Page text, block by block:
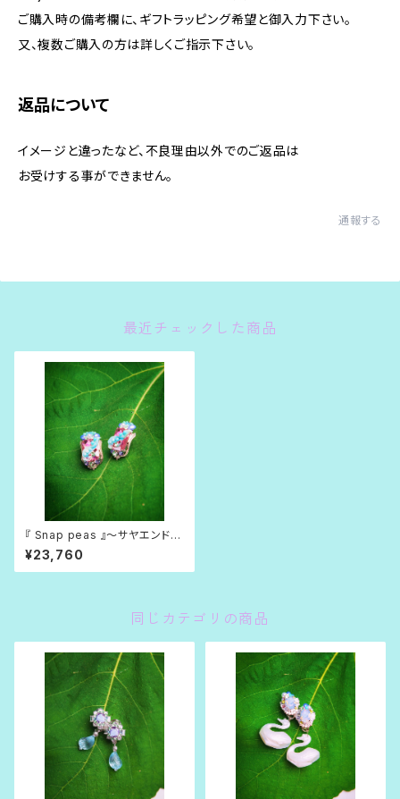
ご購入時の備考欄に、ギフトラッピング希望と御入力下さい。
又、複数ご購入の方は詳しくご指示下さい。
返品について
イメージと違ったなど、不良理由以外でのご返品は
お受けする事ができません。
通報する
最近チェックした商品
『 Snap peas 』〜サヤエンド
ウ〜
¥23,760
同じカテゴリの商品